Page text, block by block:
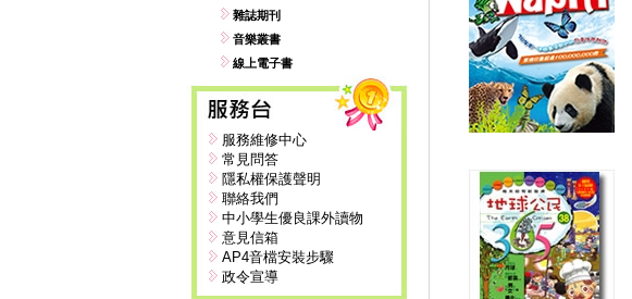
雜誌期刊
音樂叢書
線上電子書
服務維修中心
常見問答
隱私權保護聲明
聯絡我們
中小學生優良課外讀物
意見信箱
AP4音檔安裝步驟
政令宣導